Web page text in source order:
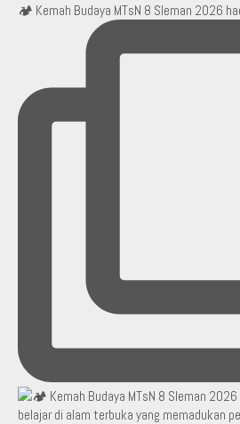
🏕️ Kemah Budaya MTsN 8 Sleman 2026